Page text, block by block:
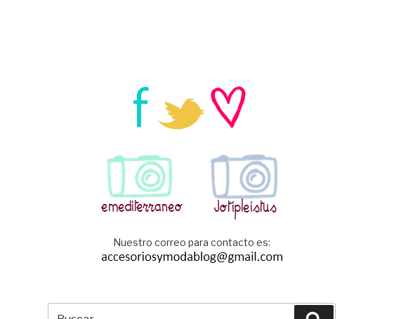
Nuestro correo para contacto es: